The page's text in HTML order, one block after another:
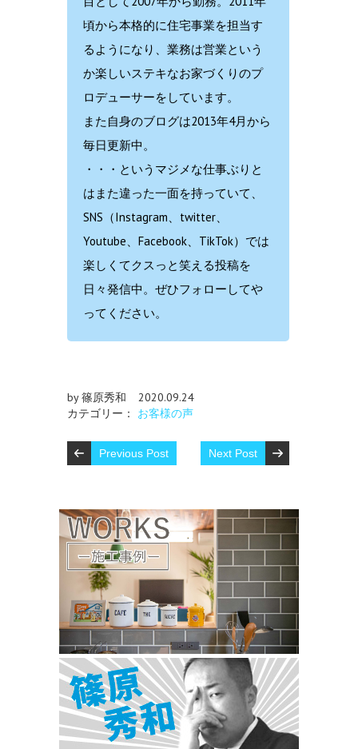
頃から本格的に住宅事業を担当す
るようになり、業務は営業という
か楽しいステキなお家づくりのプ
ロデューサーをしています。
また自身のブログは2013年4月から
毎日更新中。
・・・というマジメな仕事ぶりと
はまた違った一面を持っていて、
SNS（Instagram、twitter、
Youtube、Facebook、TikTok）では
楽しくてクスっと笑える投稿を
日々発信中。ぜひフォローしてや
ってください。
by 篠原秀和
2020.09.24
カテゴリー： お客様の声
Previous Post Next Post